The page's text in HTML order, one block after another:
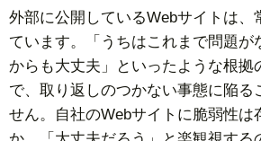
外部に公開しているWebサイトは、
ています。「うちはこれまで問題が
からも大丈夫」といったような根拠
で、取り返しのつかない事態に陥る
せん。自社のWebサイトに脆弱性は